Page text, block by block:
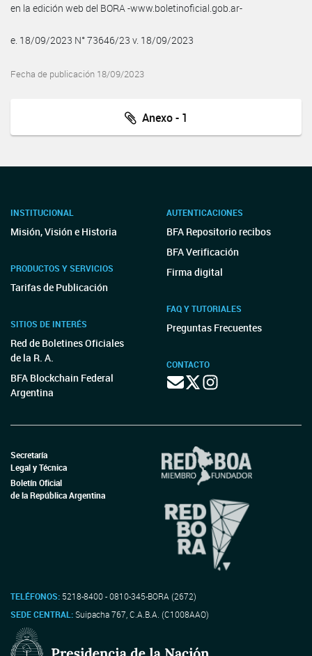
en la edición web del BORA -www.boletinoficial.gob.ar-
e. 18/09/2023 N° 73646/23 v. 18/09/2023
Fecha de publicación 18/09/2023
Anexo - 1
INSTITUCIONAL
Misión, Visión e Historia
PRODUCTOS Y SERVICIOS
Tarifas de Publicación
SITIOS DE INTERÉS
Red de Boletines Oficiales
de la R. A.
BFA Blockchain Federal
Argentina
AUTENTICACIONES
BFA Repositorio recibos
BFA Verificación
Firma digital
FAQ Y TUTORIALES
Preguntas Frecuentes
CONTACTO
Secretaría
Legal y Técnica
Boletín Oficial
de la República Argentina
TELÉFONOS: 5218-8400 - 0810-345-BORA (2672)
SEDE CENTRAL:Suipacha 767, C.A.B.A. (C1008AAO)